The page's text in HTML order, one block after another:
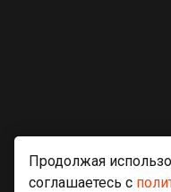
Продолжая
соглашаетесь с